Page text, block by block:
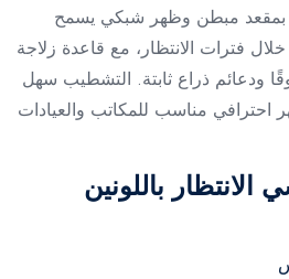
بمقعد مبطن وظهر شبكي يسمح
فترات الانتظار، مع قاعدة زلاجة
ودعائم ذراع ثابتة. التشطيب سهل
مناسب للمكاتب والعيادات
باللونين